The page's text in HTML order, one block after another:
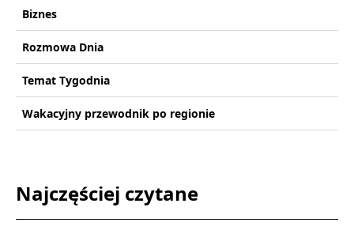
Biznes
Rozmowa Dnia
Temat Tygodnia
Wakacyjny przewodnik po regionie
Najczęściej czytane